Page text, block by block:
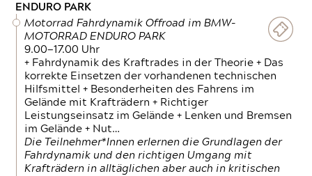
ENDURO PARK
Motorrad Fahrdynamik Offroad im BMW-
MOTORRAD ENDURO PARK
9.00—17.00 Uhr
+ Fahrdynamik des Kraftrades in der Theorie + Das
korrekte Einsetzen der vorhandenen technischen
Hilfsmittel + Besonderheiten des Fahrens im
Gelände mit Krafträdern + Richtiger
Leistungseinsatz im Gelände + Lenken und Bremsen
im Gelände + Nut…
Die Teilnehmer*Innen erlernen die Grundlagen der
Fahrdynamik und den richtigen Umgang mit
Krafträdern in alltäglichen aber auch in kritischen